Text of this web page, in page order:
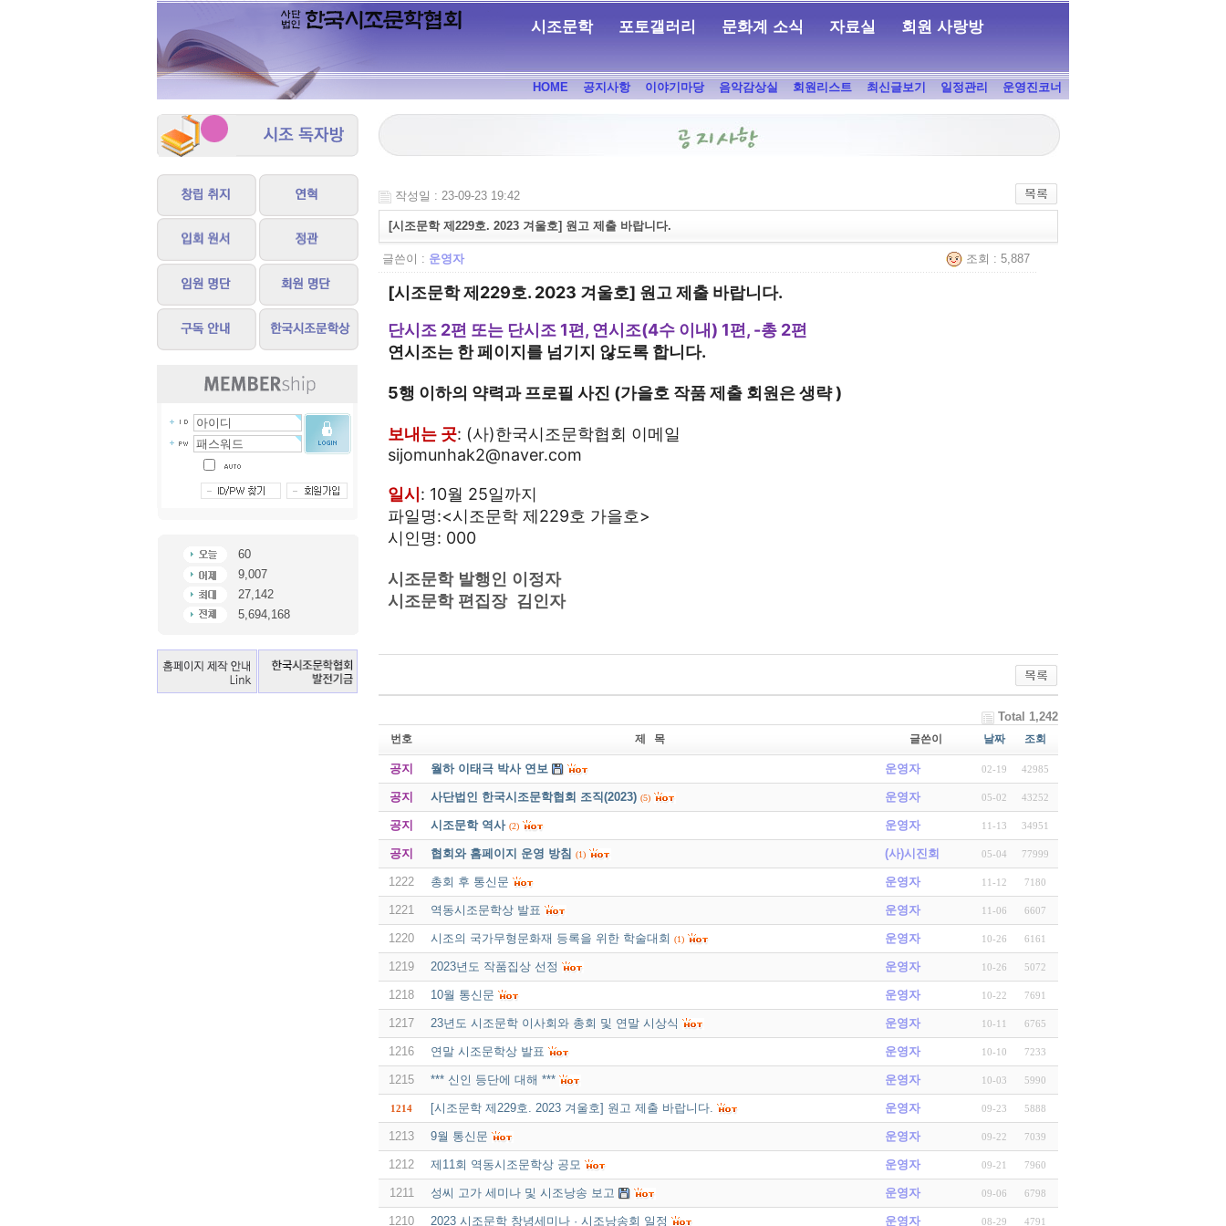
시조문학 포토갤러리 문화계 소식 자료실 회원 사랑방
HOME 공지사항 이야기마당 음악감상실 회원리스트 최신글보기 일정관리 운영진코너
60
9,007
27,142
5,694,168
작성일 : 23-09-23 19:42
[시조문학 제229호. 2023 겨울호] 원고 제출 바랍니다.
글쓴이 : 운영자 조회 : 5,887
[시조문학 제229호. 2023 겨울호] 원고 제출 바랍니다.
단시조 2편 또는 단시조 1편, 연시조(4수 이내) 1편, -총 2편
연시조는 한 페이지를 넘기지 않도록 합니다.
5행 이하의 약력과 프로필 사진 (가을호 작품 제출 회원은 생략 )
보내는 곳: (사)한국시조문학협회 이메일
sijomunhak2@naver.com
일시 : 10월 25일까지
파일명:<시조문학 제229호 가을호>
시인명: 000
시조문학 발행인 이정자
시조문학 편집장 김인자
Total 1,242
번호 제 목 글쓴이 날짜 조회
공지 월하 이태극 박사 연보 운영자 02-19 42985
공지 사단법인 한국시조문학협회 조직(2023) (5) 운영자 05-02 43252
공지 시조문학 역사 (2) 운영자 11-13 34951
공지 협회와 홈페이지 운영 방침 (1) (사)시진회 05-04 77999
1222 총회 후 통신문 운영자 11-12 7180
1221 역동시조문학상 발표 운영자 11-06 6607
1220 시조의 국가무형문화재 등록을 위한 학술대회 (1) 운영자 10-26 6161
1219 2023년도 작품집상 선정 운영자 10-26 5072
1218 10월 통신문 운영자 10-22 7691
1217 23년도 시조문학 이사회와 총회 및 연말 시상식 운영자 10-11 6765
1216 연말 시조문학상 발표 운영자 10-10 7233
1215 *** 신인 등단에 대해 *** 운영자 10-03 5990
1214 [시조문학 제229호. 2023 겨울호] 원고 제출 바랍니다. 운영자 09-23 5888
1213 9월 통신문 운영자 09-22 7039
1212 제11회 역동시조문학상 공모 운영자 09-21 7960
1211 성씨 고가 세미나 및 시조낭송 보고 운영자 09-06 6798
1210 2023 시조문학 창녕세미나 · 시조낭송회 일정 운영자 08-29 4791